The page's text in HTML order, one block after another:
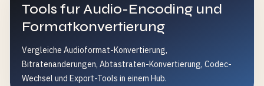
Tools fur Audio-Encoding und
Formatkonvertierung
Vergleiche Audioformat-Konvertierung,
Bitratenanderungen, Abtastraten-Konvertierung, Codec-
Wechsel und Export-Tools in einem Hub.